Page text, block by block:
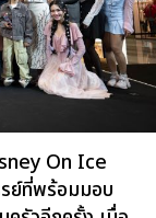
On Ice
ย์ที่พร้อมมอบ